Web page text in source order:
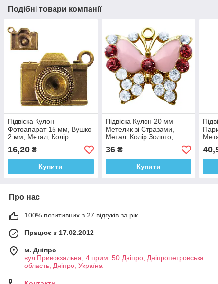
Подібні товари компанії
Підвіска Кулон
Фотоапарат 15 мм, Вушко
2 мм, Метал, Колір
Прикрас, Рукоділля
16,20 ₴
Купити
Підвіска Кулон 20 мм
Метелик зі Стразами,
Метал, Колір Золото,
Рукоділля
36₴
Купити
Про нас
100% позитивних з 27 відгуків за рік
Працює з 17.02.2012
м. Дніпро
вул Привокзальна, 4 прим. 50 Дніпро, Дніпропетровська
область, Дніпро, Україна